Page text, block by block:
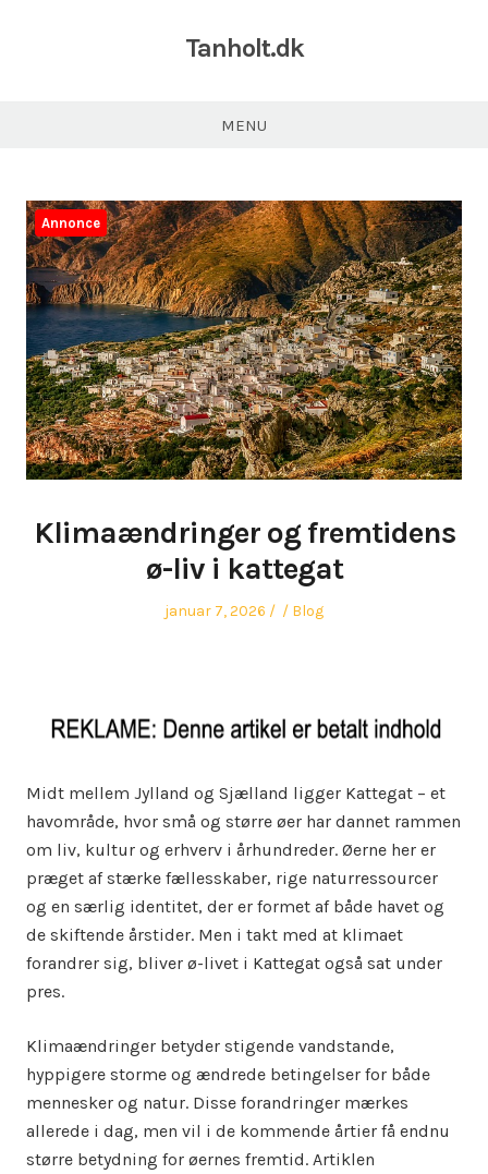
Tanholt.dk
MENU
Annonce
Klimaændringer og fremtidens
ø-liv i kattegat
Posted
januar 7, 2026 Author
Posted
Blog
Midt mellem Jylland og Sjælland ligger Kattegat – et
havområde, hvor små og større øer har dannet rammen
om liv, kultur og erhverv i århundreder. Øerne her er
præget af stærke fællesskaber, rige naturressourcer
og en særlig identitet, der er formet af både havet og
de skiftende årstider. Men i takt med at klimaet
forandrer sig, bliver ø-livet i Kattegat også sat under
pres.
Klimaændringer betyder stigende vandstande,
hyppigere storme og ændrede betingelser for både
mennesker og natur. Disse forandringer mærkes
allerede i dag, men vil i de kommende årtier få endnu
større betydning for øernes fremtid. Artiklen